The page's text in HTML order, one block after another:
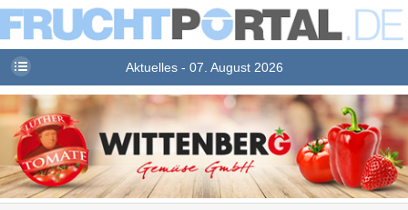
Aktuelles - 07. August 2026